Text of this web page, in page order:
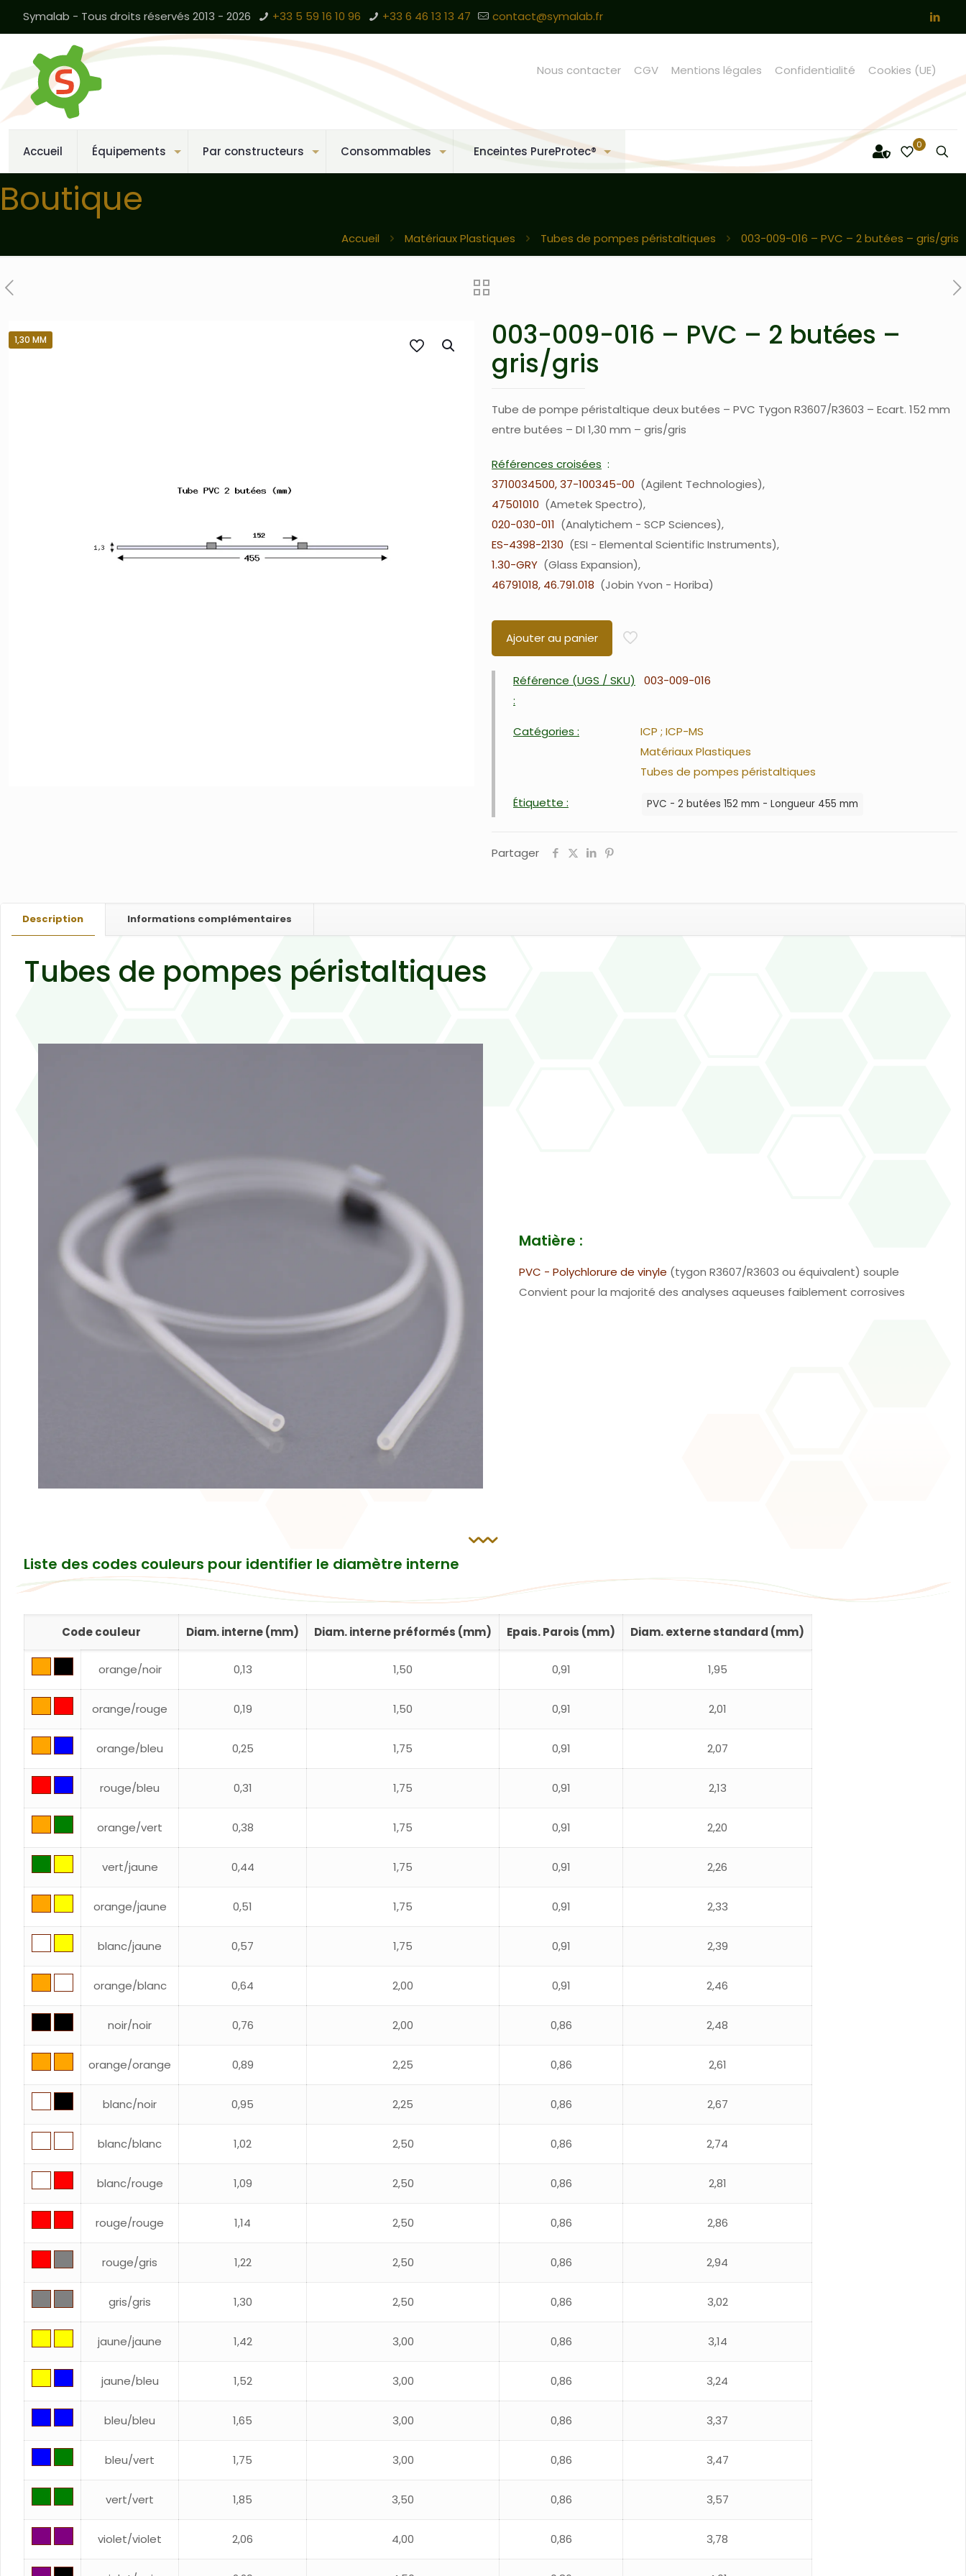
Symalab - Tous droits réservés 2013 - 2026 +33 5 59 16 10 96 +33 6 46 13 13 47 contact@symalab.fr
Accueil Équipements Par constructeurs Consommables Enceintes PureProtec®
Nous contacter CGV Mentions légales Confidentialité Cookies (UE)
0
Boutique
Accueil Matériaux Plastiques Tubes de pompes péristaltiques 003-009-016 – PVC – 2 butées – gris/gris
1,30 MM
003-009-016 – PVC – 2 butées –
gris/gris
Tube de pompe péristaltique deux butées – PVC Tygon R3607/R3603 – Ecart. 152 mm
entre butées – DI 1,30 mm – gris/gris
Références croisées
3710034500, 37-100345-00
Agilent Technologies
47501010
Ametek Spectro
020-030-011
Analytichem - SCP Sciences
ES-4398-2130
ESI - Elemental Scientific Instruments
1.30-GRY
Glass Expansion
46791018, 46.791.018
Jobin Yvon - Horiba
Ajouter au panier
Référence (UGS / SKU)
:
003-009-016
Catégories :
ICP ; ICP-MS
Matériaux Plastiques
Tubes de pompes péristaltiques
Étiquette : PVC - 2 butées 152 mm - Longueur 455 mm
Partager
Description Informations complémentaires
Tubes de pompes péristaltiques
Matière :
PVC - Polychlorure de vinyle (tygon R3607/R3603 ou équivalent) souple
Convient pour la majorité des analyses aqueuses faiblement corrosives
Liste des codes couleurs pour identifier le diamètre interne
Code couleur Diam. interne (mm) Diam. interne préformés (mm) Epais. Parois (mm) Diam. externe standard (mm)
orange/noir 0,13 1,50 0,91 1,95
orange/rouge 0,19 1,50 0,91 2,01
orange/bleu 0,25 1,75 0,91 2,07
rouge/bleu 0,31 1,75 0,91 2,13
orange/vert 0,38 1,75 0,91 2,20
vert/jaune 0,44 1,75 0,91 2,26
orange/jaune 0,51 1,75 0,91 2,33
blanc/jaune 0,57 1,75 0,91 2,39
orange/blanc 0,64 2,00 0,91 2,46
noir/noir 0,76 2,00 0,86 2,48
orange/orange 0,89 2,25 0,86 2,61
blanc/noir 0,95 2,25 0,86 2,67
blanc/blanc 1,02 2,50 0,86 2,74
blanc/rouge 1,09 2,50 0,86 2,81
rouge/rouge 1,14 2,50 0,86 2,86
rouge/gris 1,22 2,50 0,86 2,94
gris/gris 1,30 2,50 0,86 3,02
jaune/jaune 1,42 3,00 0,86 3,14
jaune/bleu 1,52 3,00 0,86 3,24
bleu/bleu 1,65 3,00 0,86 3,37
bleu/vert 1,75 3,00 0,86 3,47
vert/vert 1,85 3,50 0,86 3,57
violet/violet 2,06 4,00 0,86 3,78